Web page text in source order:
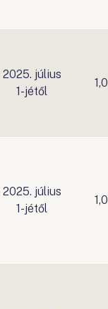
2025. július
1-jétől
1,0
2025. július
1-jétől
1,0